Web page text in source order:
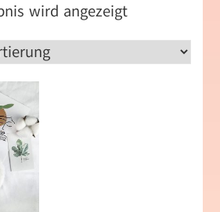
wird angezeigt